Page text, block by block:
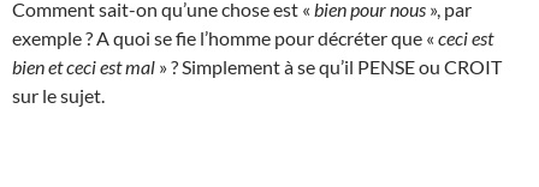
Comment sait-on qu’une chose est « bien pour nous », par
exemple ? A quoi se fie l’homme pour décréter que « ceci est
bien et ceci est mal » ? Simplement à se qu’il PENSE ou CROIT
sur le sujet.